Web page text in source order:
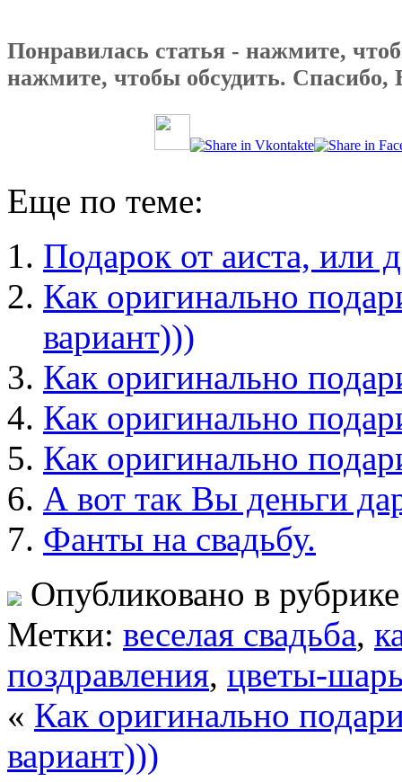
Понравилась статья - нажмите,
нажмите, чтобы обсудить. Спасибо,
Еще по теме:
Подарок от аиста, или
Как оригинально
вариант)))
Как оригинально
Как оригинально
Как оригинально
А вот так Вы деньги
Фанты на свадьбу.
Опубликовано в
Метки: веселая свадьба,
поздравления, цветы-
« Как оригинально
вариант)))